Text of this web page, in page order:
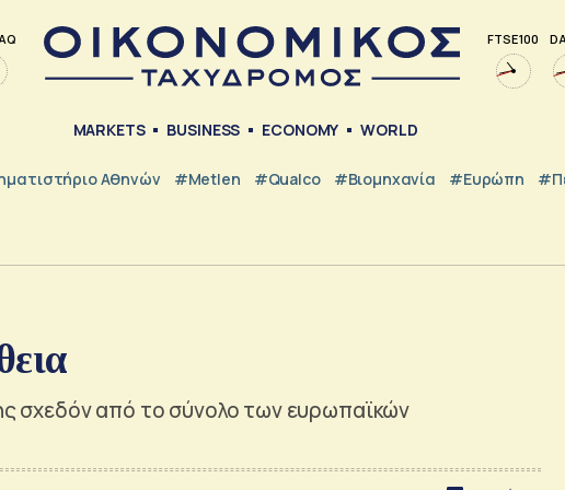
FTSE 100
MARKETS BUSINESS ECONOMY WORLD
Αθηνών #metlen #Qualco #Βιομηχανία #Ευρώπη
σχεδόν από το σύνολο των ευρωπαϊκών